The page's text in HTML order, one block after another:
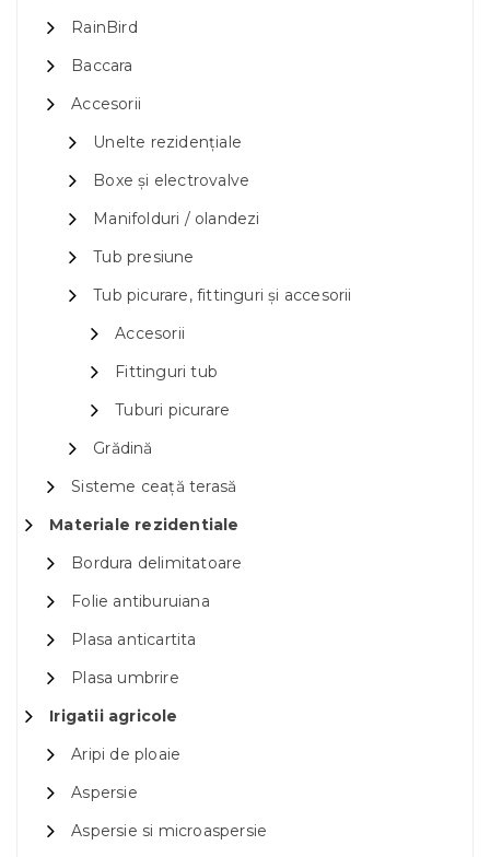
RainBird
Baccara
Accesorii
Unelte rezidențiale
Boxe și electrovalve
Manifolduri / olandezi
Tub presiune
Tub picurare, fittinguri și accesorii
Accesorii
Fittinguri tub
Tuburi picurare
Grădină
Sisteme ceață terasă
Materiale rezidentiale
Bordura delimitatoare
Folie antiburuiana
Plasa anticartita
Plasa umbrire
Irigatii agricole
Aripi de ploaie
Aspersie
Aspersie si microaspersie